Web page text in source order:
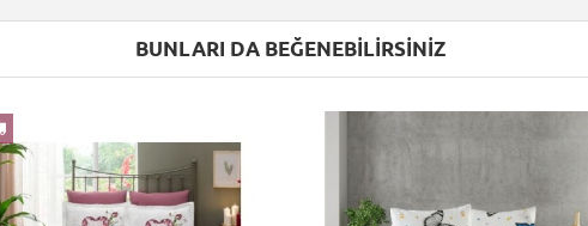
BUNLARI DA BEĞENEBILIRSINIZ